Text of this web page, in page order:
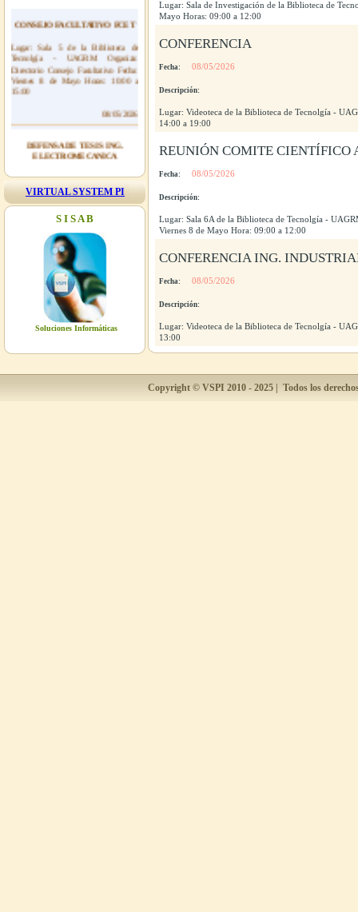
Tecnolgía - UAGRM Organiza:
Directorio Consejo Facultativo Fecha:
Viernes 8 de Mayo Horas: 10:00 a
15:00
ELECTROMECANICA
Organiza: Ing. Electromecánica Fecha:
Viernes 8 de Mayo Horas: 09:00 a
08/05/2026
CONFERENCIA
Lugar: Videoteca de la Biblioteca de
Tecnolgía - UAGRM Organiza: Ing.
Walter Yabeta Fecha: Viernes 8 de
Mayo Horas: 14:00 a 19:00
REUNIÓN COMITE CIENTÍFICO
VIRTUAL SYSTEM PI
S I S A B
Soluciones Informáticas
Lugar: Sala de Investigación de la Biblioteca de
Mayo Horas: 09:00 a 12:00
CONFERENCIA
Fecha: 08/05/2026
Descripción:
Lugar: Videoteca de la Biblioteca de Tecnolgía -
14:00 a 19:00
REUNIÓN COMITE CIENTÍFICO
Fecha: 08/05/2026
Descripción:
Lugar: Sala 6A de la Biblioteca de Tecnolgía -
Viernes 8 de Mayo Hora: 09:00 a 12:00
CONFERENCIA ING.
Fecha: 08/05/2026
Descripción:
Lugar: Videoteca de la Biblioteca de Tecnolgía -
13:00
Copyright © VSPI 2010 - 2025 | Todos los